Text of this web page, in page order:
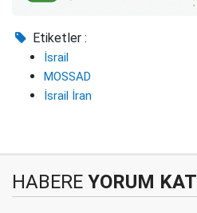
Etiketler :
İsrail
MOSSAD
İsrail İran
HABERE YORUM KAT